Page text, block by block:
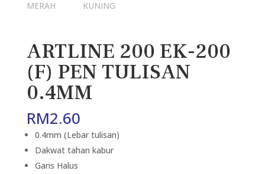
ARTLINE 200 EK-200
(F) PEN TULISAN
0.4MM
RM2.60
0.4mm (Lebar tulisan)
Dakwat tahan kabur
Garis Halus